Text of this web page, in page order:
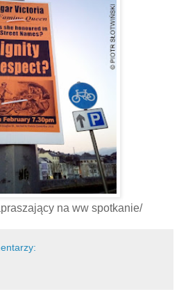
na ww spotkanie/